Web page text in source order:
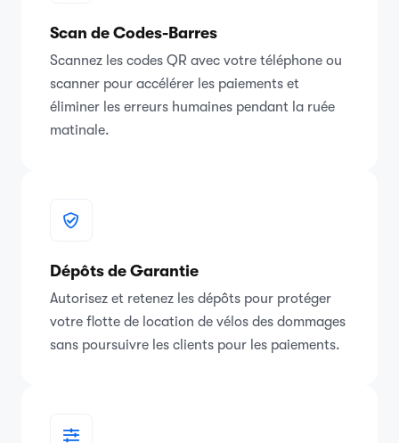
Scan de Codes-Barres
Scannez les codes QR avec votre téléphone ou
scanner pour accélérer les paiements et
éliminer les erreurs humaines pendant la ruée
matinale.
Dépôts de Garantie
Autorisez et retenez les dépôts pour protéger
votre flotte de location de vélos des dommages
sans poursuivre les clients pour les paiements.